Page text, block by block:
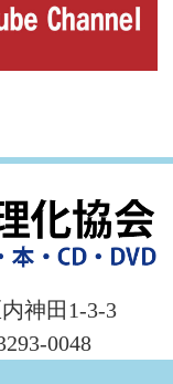
神田1-3-3
0048